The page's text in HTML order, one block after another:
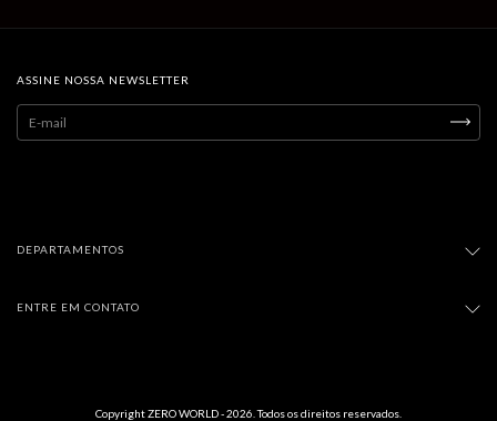
ASSINE NOSSA NEWSLETTER
DEPARTAMENTOS
ENTRE EM CONTATO
Copyright ZERO WORLD - 2026. Todos os direitos reservados.